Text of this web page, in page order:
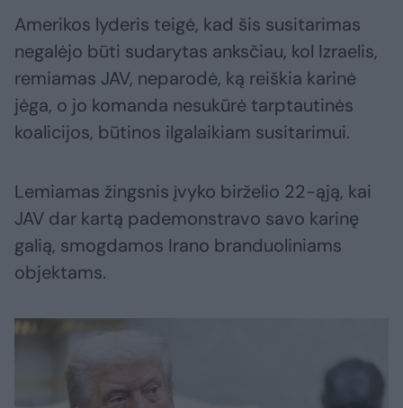
Amerikos lyderis teigė, kad šis susitarimas
negalėjo būti sudarytas anksčiau, kol Izraelis,
remiamas JAV, neparodė, ką reiškia karinė
jėga, o jo komanda nesukūrė tarptautinės
koalicijos, būtinos ilgalaikiam susitarimui.
Lemiamas žingsnis įvyko birželio 22-ąją, kai
JAV dar kartą pademonstravo savo karinę
galią, smogdamos Irano branduoliniams
objektams.